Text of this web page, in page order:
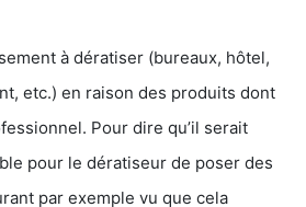
à dératiser (bureaux, hôtel,
etc.) en raison des produits dont
Pour dire qu’il serait
pour le dératiseur de poser des
par exemple vu que cela